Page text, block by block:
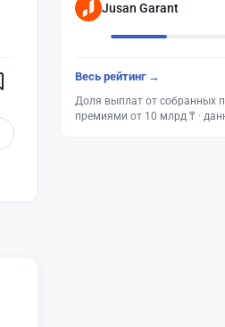
Jusan Garant
Весь рейтинг →
Доля выплат от собранных
премиями от 10 млрд ₸ ·